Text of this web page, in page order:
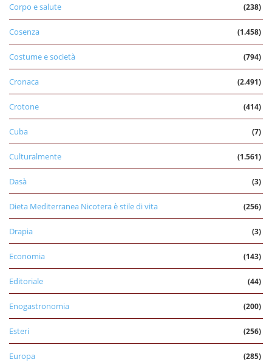
Corpo e salute (238)
Cosenza (1.458)
Costume e società (794)
Cronaca (2.491)
Crotone (414)
Cuba (7)
Culturalmente (1.561)
Dasà (3)
Dieta Mediterranea Nicotera è stile di vita (256)
Drapia (3)
Economia (143)
Editoriale (44)
Enogastronomia (200)
Esteri (256)
Europa (285)